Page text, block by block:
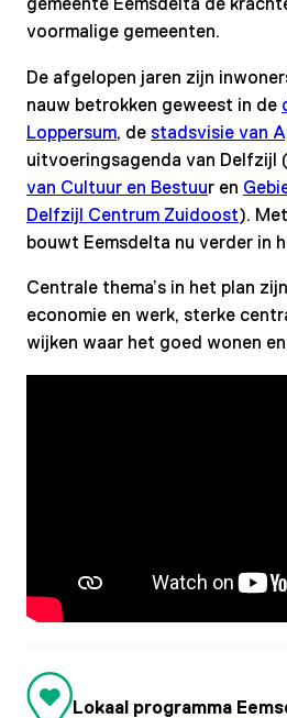
voormalige gemeenten.
De afgelopen jaren zijn
nauw betrokken geweest in de
Loppersum, de stadsvisie van
uitvoeringsagenda van Delfzijl
van Cultuur en Bestuur en
Delfzijl Centrum Zuidoost).
bouwt Eemsdelta nu verder in
Centrale thema’s in het plan
economie en werk, sterke
wijken waar het goed wonen
Lokaal programma